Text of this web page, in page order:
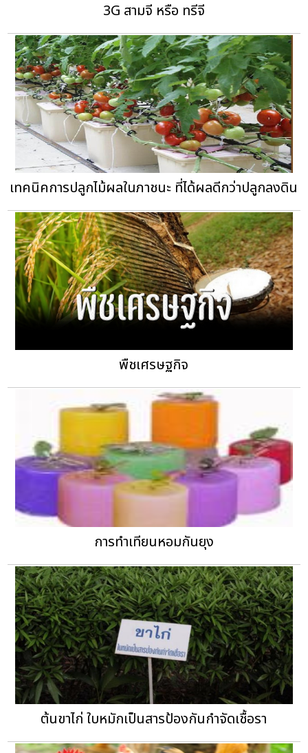
3G สามจี หรือ ทรีจี
เทคนิคการปลูกไม้ผลในภาชนะ ที่ได้ผลดีกว่าปลูกลงดิน
พืชเศรษฐกิจ
การทำเทียนหอมกันยุง
ต้นขาไก่ ใบหมักเป็นสารป้องกันกำจัดเชื้อรา